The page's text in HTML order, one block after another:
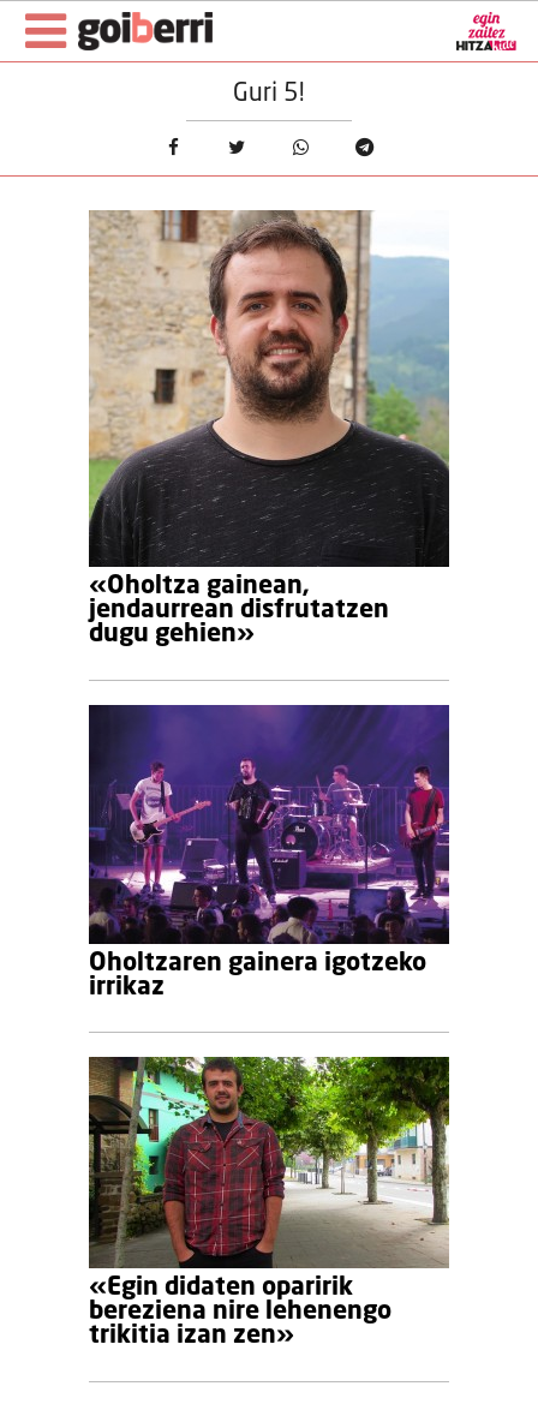
Guri 5!
«Oholtza gainean,
jendaurrean disfrutatzen
dugu gehien»
Oholtzaren gainera igotzeko
irrikaz
«Egin didaten oparirik
bereziena nire lehenengo
trikitia izan zen»